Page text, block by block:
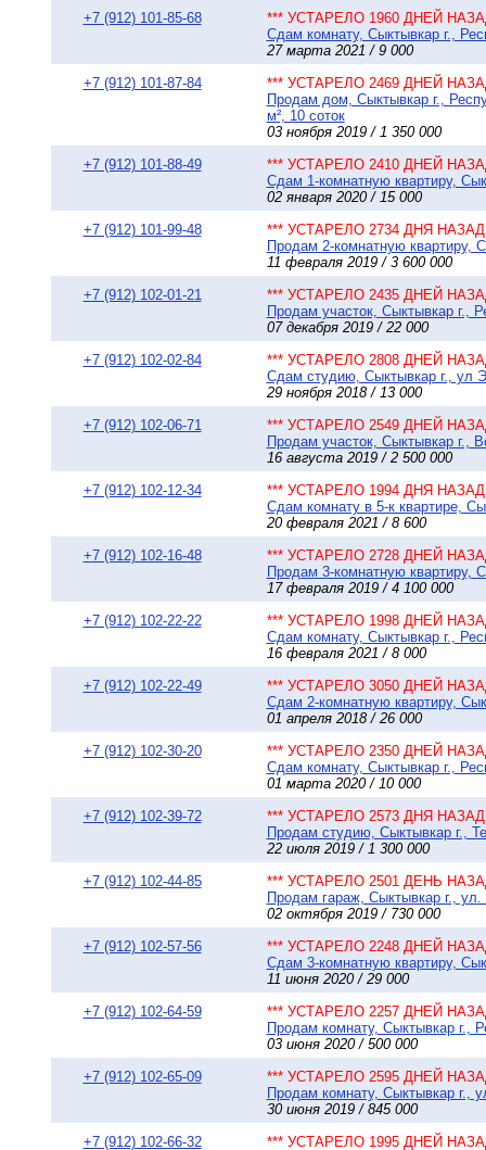
+7 (912) 101-85-68
*** УСТАРЕЛО 1960 ДНЕЙ
Сдам комнату, Сыктывкар г.,
27 марта 2021 / 9 000
+7 (912) 101-87-84
*** УСТАРЕЛО 2469 ДНЕЙ
Продам дом, Сыктывкар г.,
м², 10 соток
03 ноября 2019 / 1 350 000
+7 (912) 101-88-49
*** УСТАРЕЛО 2410 ДНЕЙ
Сдам 1-комнатную квартиру,
02 января 2020 / 15 000
+7 (912) 101-99-48
*** УСТАРЕЛО 2734 ДНЯ НАЗАД
Продам 2-комнатную квартиру,
11 февраля 2019 / 3 600 000
+7 (912) 102-01-21
*** УСТАРЕЛО 2435 ДНЕЙ
Продам участок, Сыктывкар г.,
07 декабря 2019 / 22 000
+7 (912) 102-02-84
*** УСТАРЕЛО 2808 ДНЕЙ
Сдам студию, Сыктывкар г., ул
29 ноября 2018 / 13 000
+7 (912) 102-06-71
*** УСТАРЕЛО 2549 ДНЕЙ
Продам участок, Сыктывкар г.,
16 августа 2019 / 2 500 000
+7 (912) 102-12-34
*** УСТАРЕЛО 1994 ДНЯ НАЗАД
Сдам комнату в 5-к квартире,
20 февраля 2021 / 8 600
+7 (912) 102-16-48
*** УСТАРЕЛО 2728 ДНЕЙ
Продам 3-комнатную квартиру,
17 февраля 2019 / 4 100 000
+7 (912) 102-22-22
*** УСТАРЕЛО 1998 ДНЕЙ
Сдам комнату, Сыктывкар г.,
16 февраля 2021 / 8 000
+7 (912) 102-22-49
*** УСТАРЕЛО 3050 ДНЕЙ
Сдам 2-комнатную квартиру,
01 апреля 2018 / 26 000
+7 (912) 102-30-20
*** УСТАРЕЛО 2350 ДНЕЙ
Сдам комнату, Сыктывкар г.,
01 марта 2020 / 10 000
+7 (912) 102-39-72
*** УСТАРЕЛО 2573 ДНЯ НАЗАД
Продам студию, Сыктывкар г.,
22 июля 2019 / 1 300 000
+7 (912) 102-44-85
*** УСТАРЕЛО 2501 ДЕНЬ
Продам гараж, Сыктывкар г.,
02 октября 2019 / 730 000
+7 (912) 102-57-56
*** УСТАРЕЛО 2248 ДНЕЙ
Сдам 3-комнатную квартиру,
11 июня 2020 / 29 000
+7 (912) 102-64-59
*** УСТАРЕЛО 2257 ДНЕЙ
Продам комнату, Сыктывкар г.,
03 июня 2020 / 500 000
+7 (912) 102-65-09
*** УСТАРЕЛО 2595 ДНЕЙ
Продам комнату, Сыктывкар г.,
30 июня 2019 / 845 000
+7 (912) 102-66-32
*** УСТАРЕЛО 1995 ДНЕЙ